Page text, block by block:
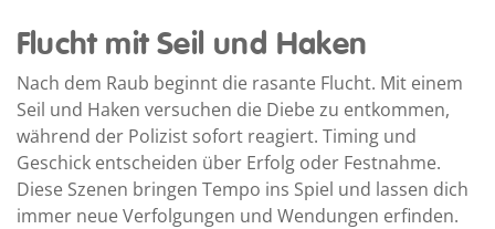
Flucht mit Seil und Haken
Nach dem Raub beginnt die rasante Flucht. Mit einem
Seil und Haken versuchen die Diebe zu entkommen,
während der Polizist sofort reagiert. Timing und
Geschick entscheiden über Erfolg oder Festnahme.
Diese Szenen bringen Tempo ins Spiel und lassen dich
immer neue Verfolgungen und Wendungen erfinden.